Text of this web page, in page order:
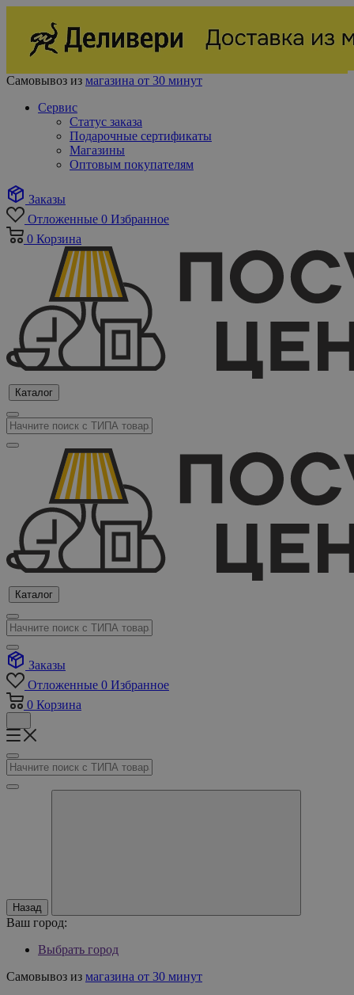
Самовывоз из магазина от 30 минут
Сервис
Статус заказа
Подарочные сертификаты
Магазины
Оптовым покупателям
Заказы
Отложенные 0 Избранное
0 Корзина
Каталог
Каталог
Заказы
Отложенные 0 Избранное
0 Корзина
Назад
Ваш город:
Выбрать город
Самовывоз из магазина от 30 минут